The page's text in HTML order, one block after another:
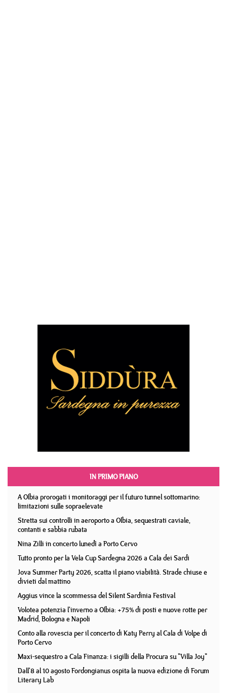
IN PRIMO PIANO
A Olbia prorogati i monitoraggi per il futuro tunnel sottomarino:
limitazioni sulle sopraelevate
Stretta sui controlli in aeroporto a Olbia, sequestrati caviale,
contanti e sabbia rubata
Nina Zilli in concerto lunedì a Porto Cervo
Tutto pronto per la Vela Cup Sardegna 2026 a Cala dei Sardi
Jova Summer Party 2026, scatta il piano viabilità. Strade chiuse e
divieti dal mattino
Aggius vince la scommessa del Silent Sardinia Festival
Volotea potenzia l'inverno a Olbia: +75% di posti e nuove rotte per
Madrid, Bologna e Napoli
Conto alla rovescia per il concerto di Katy Perry al Cala di Volpe di
Porto Cervo
Maxi-sequestro a Cala Finanza: i sigilli della Procura su "Villa Joy"
Dall'8 al 10 agosto Fordongianus ospita la nuova edizione di Forum
Literary Lab